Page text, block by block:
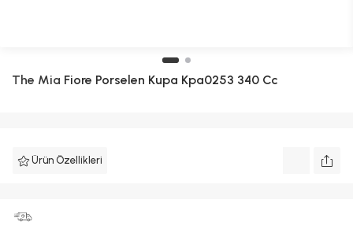
The Mia Fiore Porselen Kupa Kpa0253 340 Cc
Ürün Özellikleri